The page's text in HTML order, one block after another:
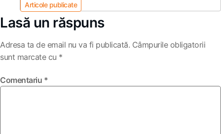
Articole publicate
Lasă un răspuns
Adresa ta de email nu va fi publicată. Câmpurile obligatorii
sunt marcate cu *
Comentariu *